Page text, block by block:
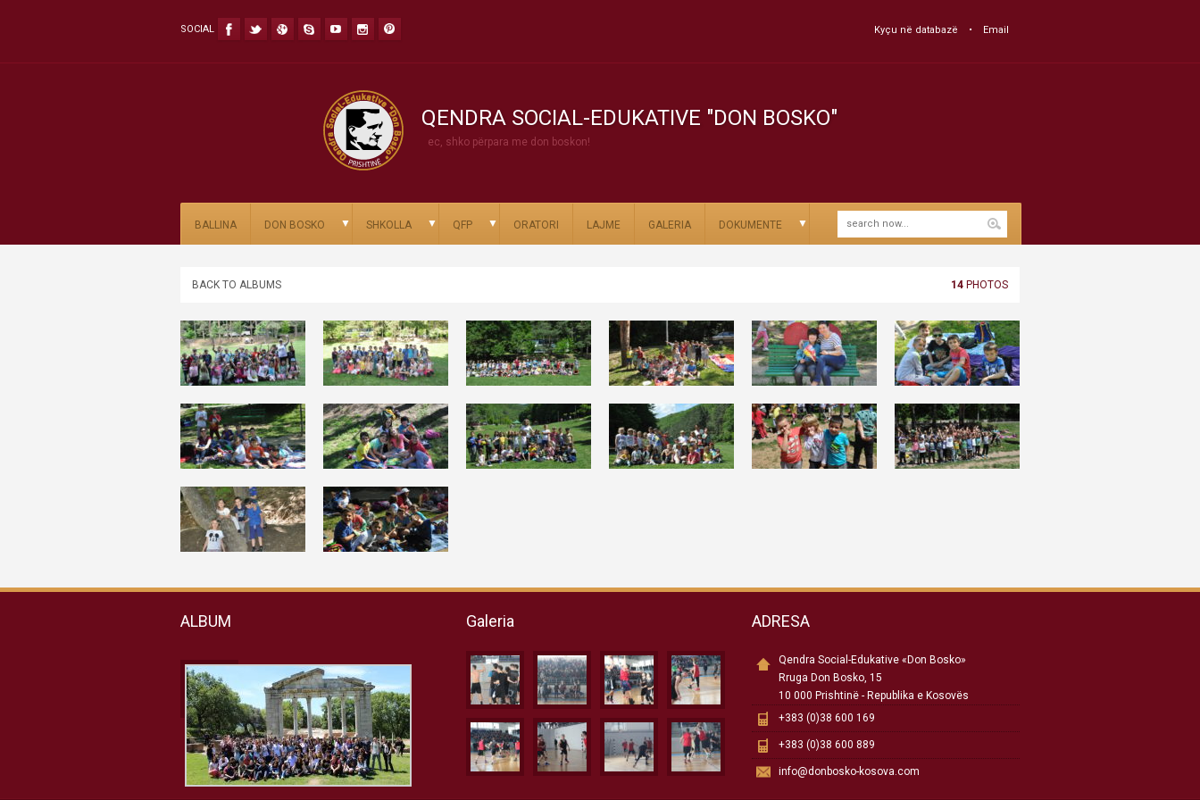
SOCIAL Kyçu në databazë Email
QENDRA SOCIAL-EDUKATIVE "DON BOSKO"
ec, shko përpara me don boskon!
BALLINA DON BOSKO ▼ SHKOLLA ▼ QFP ▼ ORATORI LAJME GALERIA DOKUMENTE ▼
BACK TO ALBUMS 14 PHOTOS
ALBUM Galeria ADRESA
Qendra Social-Edukative «Don Bosko»
Rruga Don Bosko, 15
10 000 Prishtinë - Republika e Kosovës
+383 (0)38 600 169
+383 (0)38 600 889
info@donbosko-kosova.com